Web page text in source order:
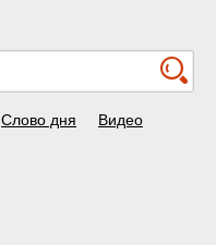
Слово дня Видео